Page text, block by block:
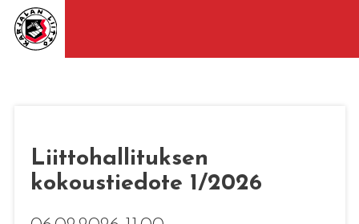
Liittohallituksen
kokoustiedote 1/2026